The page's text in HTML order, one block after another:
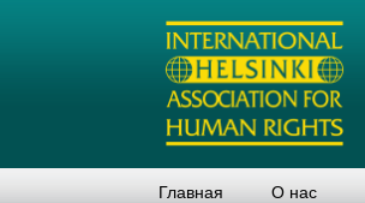
Главная О нас